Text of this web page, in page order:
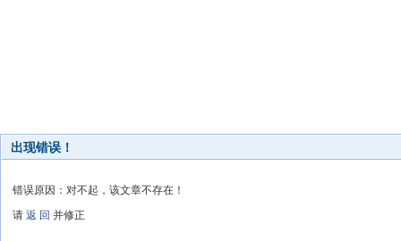
出现错误！
错误原因：对不起，该文章不存在！
请 返 回 并修正